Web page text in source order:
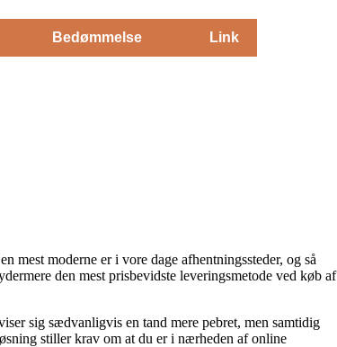
Bedømmelse Link
mest moderne er i vore dage afhentningssteder, og så
den mest prisbevidste leveringsmetode ved køb af
sig sædvanligvis en tand mere pebret, men samtidig
stiller krav om at du er i nærheden af online